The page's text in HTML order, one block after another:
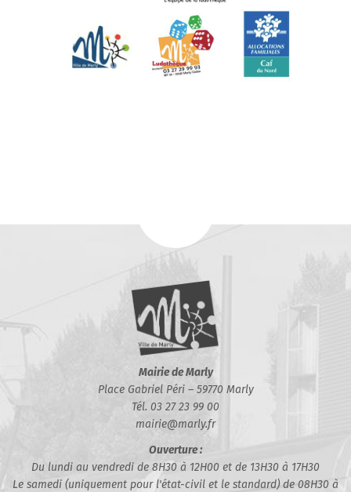
Mairie de Marly
Place Gabriel Péri – 59770 Marly
Tél. 03 27 23 99 00
mairie@marly.fr
Ouverture :
Du lundi au vendredi de 8H30 à 12H00 et de 13H30 à 17H30
Le samedi (uniquement pour l'état-civil et le standard) de 08H30 à